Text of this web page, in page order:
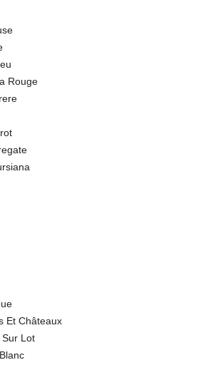
Rouge
Et Châteaux
Lot